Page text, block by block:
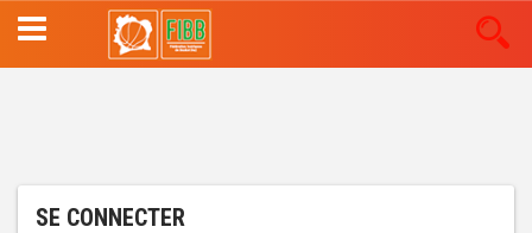
Aller
au
contenu
SE CONNECTER